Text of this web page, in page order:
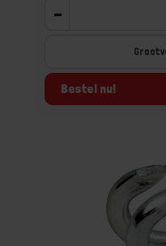
-
Bestel nu!